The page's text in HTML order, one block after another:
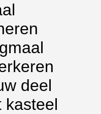
deel
kasteel